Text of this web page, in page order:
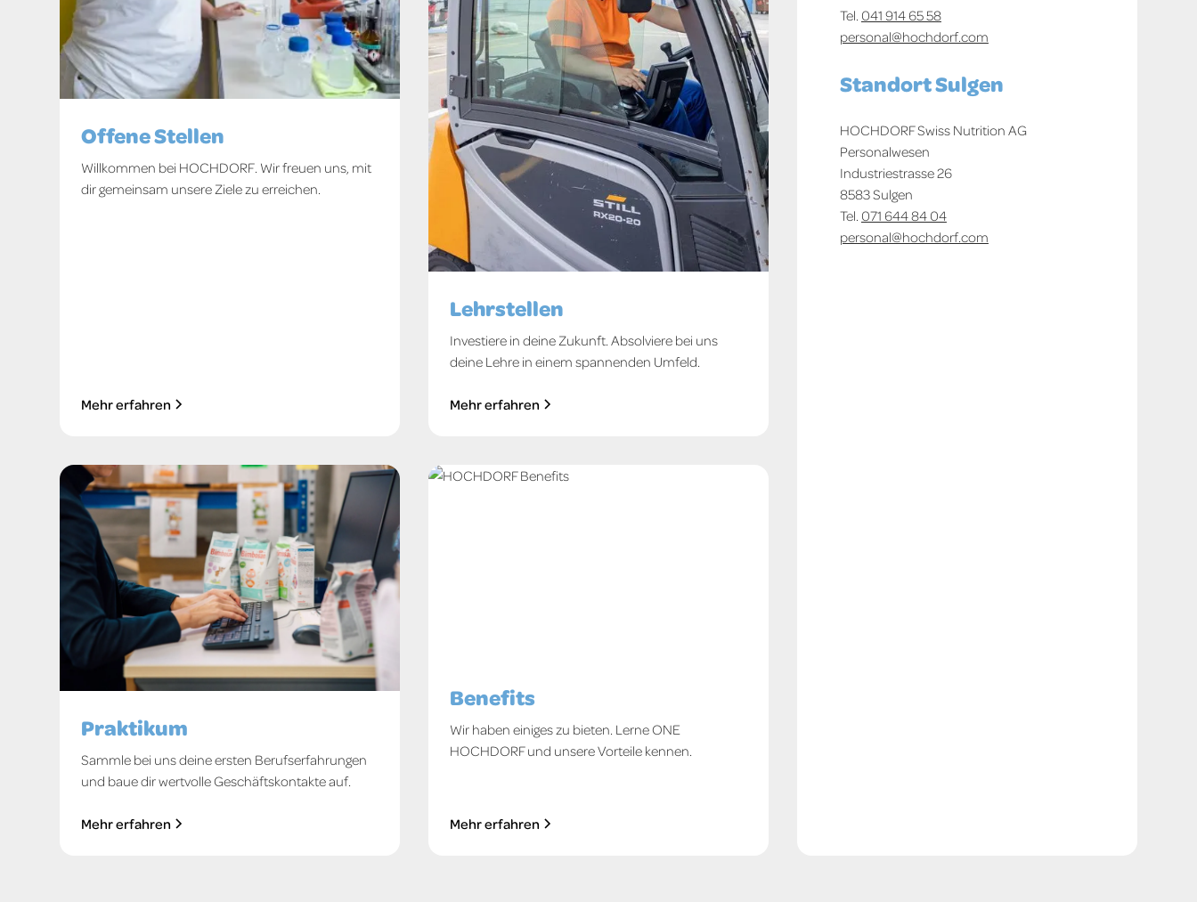
Offene Stellen
Willkommen bei HOCHDORF. Wir freuen uns, mit
dir gemeinsam unsere Ziele zu erreichen.
Mehr erfahren
Lehrstellen
Investiere in deine Zukunft. Absolviere bei uns
deine Lehre in einem spannenden Umfeld.
Mehr erfahren
Praktikum
Sammle bei uns deine ersten Berufserfahrungen
und baue dir wertvolle Geschäftskontakte auf.
Mehr erfahren
Benefits
Wir haben einiges zu bieten. Lerne ONE
HOCHDORF und unsere Vorteile kennen.
Mehr erfahren
Tel. 041 914 65 58
personal@hochdorf.com
Standort Sulgen
HOCHDORF Swiss Nutrition AG
Personalwesen
Industriestrasse 26
8583 Sulgen
Tel. 071 644 84 04
personal@hochdorf.com